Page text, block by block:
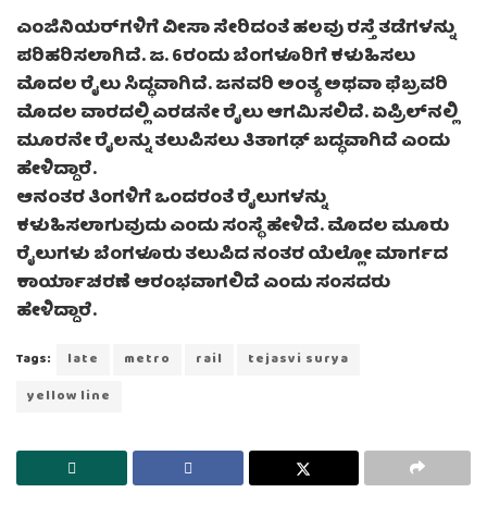
ಎಂಜಿನಿಯರ್‌ಗಳಿಗೆ ವೀಸಾ ಸೇರಿದಂತೆ ಹಲವು ರಸ್ತೆ ತಡೆಗಳನ್ನು
ಪರಿಹರಿಸಲಾಗಿದೆ. ಜ. 6ರಂದು ಬೆಂಗಳೂರಿಗೆ ಕಳುಹಿಸಲು
ಮೊದಲ ರೈಲು ಸಿದ್ಧವಾಗಿದೆ. ಜನವರಿ ಅಂತ್ಯ ಅಥವಾ ಫೆಬ್ರವರಿ
ಮೊದಲ ವಾರದಲ್ಲಿ ಎರಡನೇ ರೈಲು ಆಗಮಿಸಲಿದೆ. ಏಪ್ರಿಲ್‌ನಲ್ಲಿ
ಮೂರನೇ ರೈಲನ್ನು ತಲುಪಿಸಲು ತಿತಾಗಢ್ ಬದ್ಧವಾಗಿದೆ ಎಂದು
ಹೇಳಿದ್ದಾರೆ.
ಆನಂತರ ತಿಂಗಳಿಗೆ ಒಂದರಂತೆ ರೈಲುಗಳನ್ನು
ಕಳುಹಿಸಲಾಗುವುದು ಎಂದು ಸಂಸ್ಥೆ ಹೇಳಿದೆ. ಮೊದಲ ಮೂರು
ರೈಲುಗಳು ಬೆಂಗಳೂರು ತಲುಪಿದ ನಂತರ ಯೆಲ್ಲೋ ಮಾರ್ಗದ
ಕಾರ್ಯಾಚರಣೆ ಆರಂಭವಾಗಲಿದೆ ಎಂದು ಸಂಸದರು
ಹೇಳಿದ್ದಾರೆ.
Tags: late metro rail
tejasvi surya
yellow line